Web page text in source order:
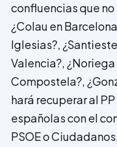
confluencias que
¿Colau en
Iglesias?,
Valencia?,
Compostela?,
hará recuperar al
españolas con el
PSOE o